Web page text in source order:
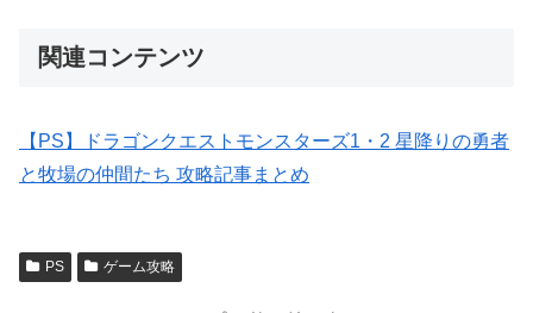
関連コンテンツ
【PS】ドラゴンクエストモンスターズ1・2 星降りの勇者
と牧場の仲間たち 攻略記事まとめ
PS ゲーム攻略